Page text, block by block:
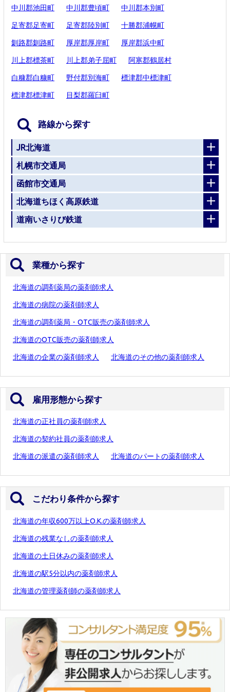
中川郡池田町 中川郡豊頃町 中川郡本別町
足寄郡足寄町 足寄郡陸別町 十勝郡浦幌町
釧路郡釧路町 厚岸郡厚岸町 厚岸郡浜中町
川上郡標茶町 川上郡弟子屈町 阿寒郡鶴居村
白糠郡白糠町 野付郡別海町 標津郡中標津町
標津郡標津町 目梨郡羅臼町
路線から探す
JR北海道
札幌市交通局
函館市交通局
北海道ちほく高原鉄道
道南いさりび鉄道
業種から探す
北海道の調剤薬局の薬剤師求人
北海道の病院の薬剤師求人
北海道の調剤薬局・OTC販売の薬剤師求人
北海道のOTC販売の薬剤師求人
北海道の企業の薬剤師求人 北海道のその他の薬剤師求人
雇用形態から探す
北海道の正社員の薬剤師求人
北海道の契約社員の薬剤師求人
北海道の派遣の薬剤師求人 北海道のパートの薬剤師求人
こだわり条件から探す
北海道の年収600万以上O.K.の薬剤師求人
北海道の残業なしの薬剤師求人
北海道の土日休みの薬剤師求人
北海道の駅5分以内の薬剤師求人
北海道の管理薬剤師の薬剤師求人